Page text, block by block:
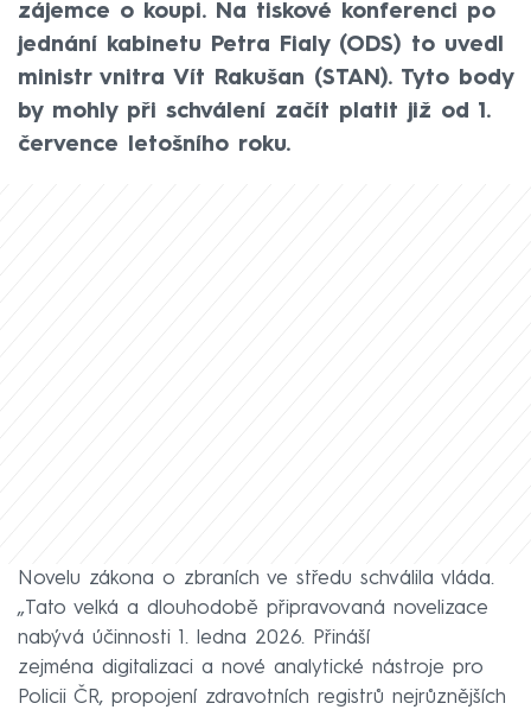
zájemce o koupi. Na tiskové konferenci po
jednání kabinetu Petra Fialy (ODS) to uvedl
ministr vnitra Vít Rakušan (STAN). Tyto body
by mohly při schválení začít platit již od 1.
července letošního roku.
Novelu zákona o zbraních ve středu schválila vláda.
„Tato velká a dlouhodobě připravovaná novelizace
nabývá účinnosti 1. ledna 2026. Přináší
zejména digitalizaci a nové analytické nástroje pro
Policii ČR, propojení zdravotních registrů nejrůznějších